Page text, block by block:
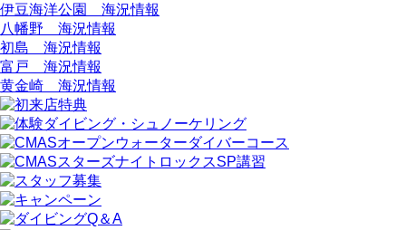
伊豆海洋公園 海況情報
八幡野 海況情報
初島 海況情報
富戸 海況情報
黄金崎 海況情報